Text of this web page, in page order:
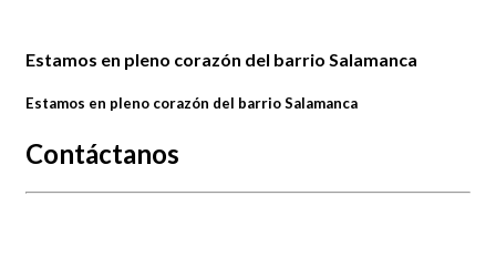
Estamos en pleno corazón del barrio Salamanca
Estamos en pleno corazón del barrio Salamanca
Contáctanos